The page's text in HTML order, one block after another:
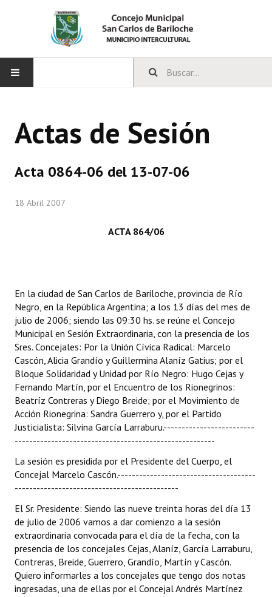
CONCEJO
LEGISLACIÓN
Constitución Nacional
Constitución Provincial
Carta Orgánica 2007
Reglamento Interno
Digesto
Organigrama
DOCUMENTOS
Informes de Gestión
Proyectos Presentados
Dictámenes Asesoría Letrada
Actas de Sesión
Actas de Sesión
Acta 0864-06 del 13-07-06
18 Abril 2007
ACTA 864/06
En la ciudad de San Carlos de Bariloche, provincia de Río
Negro, en la República Argentina; a los 13 días del mes de
julio de 2006; siendo las 09:30 hs. se reúne el Concejo
Municipal en Sesión Extraordinaria, con la presencia de los
Sres. Concejales: Por la Unión Cívica Radical: Marcelo
Cascón, Alicia Grandío y Guillermina Alaníz Gatius; por el
Bloque Solidaridad y Unidad por Río Negro: Hugo Cejas y
Fernando Martín, por el Encuentro de los Rionegrinos:
Beatríz Contreras y Diego Breide; por el Movimiento de
Acción Rionegrina: Sandra Guerrero y, por el Partido
Justicialista: Silvina García Larraburu.-------------------------
-------------------------------------------------------
La sesión es presidida por el Presidente del Cuerpo, el
Concejal Marcelo Cascón.--------------------------------------
---------------------------------------------
El Sr. Presidente: Siendo las nueve treinta horas del día 13
de julio de 2006 vamos a dar comienzo a la sesión
extraordinaria convocada para el día de la fecha, con la
presencia de los concejales Cejas, Alaníz, García Larraburu,
Contreras, Breide, Guerrero, Grandío, Martín y Cascón.
Quiero informarles a los concejales que tengo dos notas
ingresadas, una de ellas por el Concejal Andrés Martínez